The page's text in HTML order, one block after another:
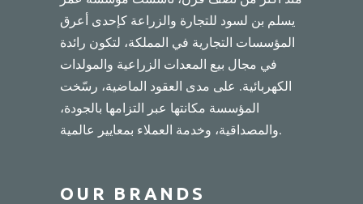
يسلم بن لسود للتجارة والزراعة كإحدى أعرق
المؤسسات التجارية في المملكة، لتكون رائدة
في مجال بيع المعدات الزراعية والمولدات
الكهربائية. على مدى العقود الماضية، رسّخت
المؤسسة مكانتها عبر التزامها بالجودة،
والمصداقية، وخدمة العملاء بمعايير عالمية.
OUR BRANDS